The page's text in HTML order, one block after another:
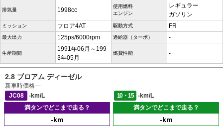
排気量 1998cc
使用燃料
エンジン
レギュラー
ガソリン
ミッション フロア4AT 駆動方式 FR
最大出力 125ps/6000rpm 過給器（ターボ） -
生産期間
1991年06月～199
3年05月
燃費性能 -
2.8 ブロアム ディーゼル
新車時価格---
JC08
-km/L 10・15
-km/L
満タンでどこまで走る？
-km
満タンでどこまで走る？
-km